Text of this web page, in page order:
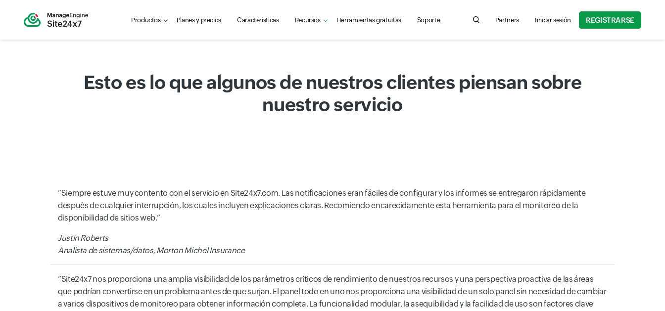
Productos Planes y precios Características Recursos Herramientas gratuitas Soporte Search for product information, help articles, and
Partners Iniciar sesión REGISTRARSE
Esto es lo que algunos de nuestros clientes piensan sobre
nuestro servicio
Siempre estuve muy contento con el servicio en Site24x7.com. Las notificaciones eran fáciles de configurar y los informes se entregaron rápidamente
después de cualquier interrupción, los cuales incluyen explicaciones claras. Recomiendo encarecidamente esta herramienta para el monitoreo de la
disponibilidad de sitios web.
Justin Roberts
Analista de sistemas/datos, Morton Michel Insurance
Site24x7 nos proporciona una amplia visibilidad de los parámetros críticos de rendimiento de nuestros recursos y una perspectiva proactiva de las áreas
que podrían convertirse en un problema antes de que surjan. El panel todo en uno nos proporciona una visibilidad de un solo panel sin necesidad de cambiar
a varios dispositivos de monitoreo para obtener información completa. La funcionalidad modular, la asequibilidad y la facilidad de uso son factores clave